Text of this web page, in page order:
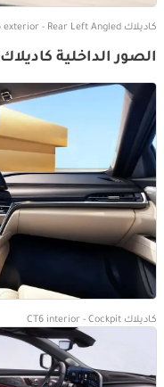
كاديلاك CT6 exterior - Rear Left Angled
الصور الداخلية كاديلاك CT6
كاديلاك CT6 interior - Cockpit